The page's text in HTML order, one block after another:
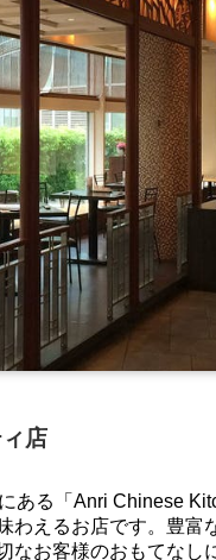
店
ある「Anri Chinese
えるお店です。豊富
お客様のおもてなし